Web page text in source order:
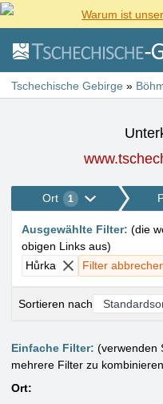
Warum ist
Tschechische Gebirge »
Ort 1
Ausgewählte Filter: (die
obigen Links aus)
Hůrka
Filter
Sortieren nach
Einfache Filter: (verwenden
mehrere Filter zu
Ort: